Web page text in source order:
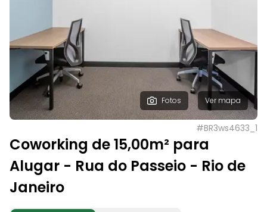
Fotos Ver mapa
#BR3ws4633_1
Coworking de 15,00m² para
Alugar - Rua do Passeio - Rio de
Janeiro